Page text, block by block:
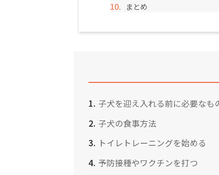
まとめ
子犬を迎え入れる前に必要なも
子犬の食事方法
トイレトレーニングを始める
予防接種やワクチンを打つ